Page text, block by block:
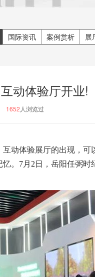
国际资讯 案例赏析 展
动体验厅开业!
1652 人浏览过
体验展厅的出现，可
。7月2日，岳阳任弼